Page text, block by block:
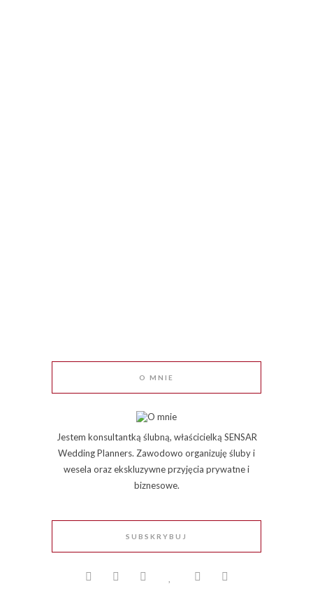
O MNIE
Jestem konsultantką ślubną, właścicielką SENSAR
Wedding Planners. Zawodowo organizuję śluby i
wesela oraz ekskluzywne przyjęcia prywatne i
biznesowe.
SUBSKRYBUJ